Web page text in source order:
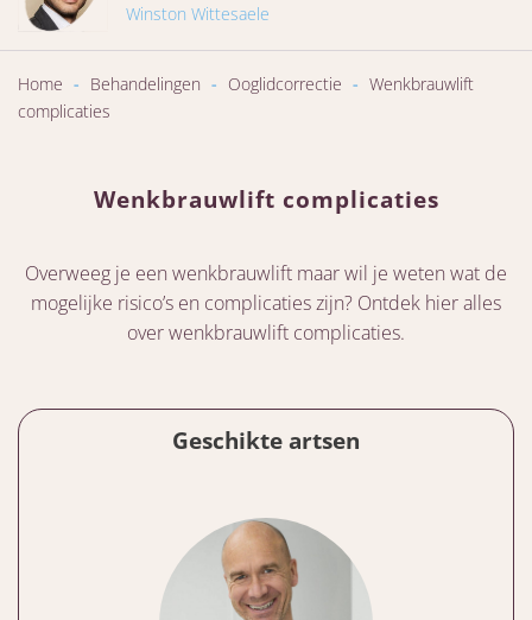
Winston Wittesaele
Home - Behandelingen - Ooglidcorrectie - Wenkbrauwlift
complicaties
Wenkbrauwlift complicaties
Overweeg je een wenkbrauwlift maar wil je weten wat de
mogelijke risico’s en complicaties zijn? Ontdek hier alles
over wenkbrauwlift complicaties.
Geschikte artsen